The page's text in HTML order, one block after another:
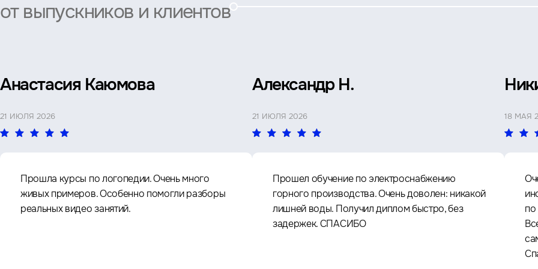
от выпускников и клиентов
Анастасия Каюмова
21 ИЮЛЯ 2026
Прошла курсы по логопедии. Очень много
живых примеров. Особенно помогли разборы
реальных видео занятий.
Александр Н.
21 ИЮЛЯ 2026
Прошел обучение по электроснабжению
горного производства. Очень доволен: никакой
лишней воды. Получил диплом быстро, без
задержек. СПАСИБО
18 МАЯ